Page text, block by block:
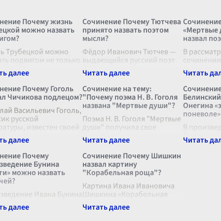
Почему жизнь
можно назвать
Трубецкой можно
подвигом не только
личных заслуг, но и
тем
которые она
в самых
условиях. Дарья Т...
Сочинение Почему Тютчева
принято назвать поэтом
мысли?
Фёдор Иванович Тютчев —
выдающийся русский поэт
XIX века, чье творчество
заслуженно вызывает
восхищение многих
поколений читателей и
критиков. Ему свойственна
глубина мысли и тонко...
«Мертвые
назвал
В
окунуться
«Мертвых
решил
произведе
Почему Гоголь
Чичикова подлецом?
Васильевич Гоголь,
русской
известен своей
тонко и метко
натуру. В
произведении
души" он создал
Сочинение на тему:
"Почему поэма Н. В. Гоголя
названа "Мертвые души"?
Поэма Н. В. Гоголя "Мертвые
души" получила свое
название, отражающее
глубокий философский и
социальный смысл
произведения. Название
является своеобразным
зеркалом, в котором
отобра...
Онегина
В
"Евгений
Почему
Бунина
можно назвать
Ивана Бунина
можно назвать
по нескольким
Сочинение Почему Шишкин
назвал картину
"Корабельная роща"?
Картина Ивана Ивановича
Шишкина «Корабельная
роща» является
выдающимся